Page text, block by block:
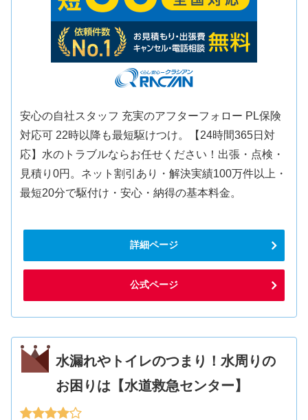
安心の自社スタッフ 充実のアフターフォロー PL保険
対応可 22時以降も最短駆けつけ。【24時間365日対
応】水のトラブルならお任せください！出張・点検・
見積り0円。ネット割引あり・解決実績100万件以上・
最短20分で駆付け・安心・納得の基本料金。
詳細ページ
公式ページ
水漏れやトイレのつまり！水周りの
お困りは【水道救急センター】